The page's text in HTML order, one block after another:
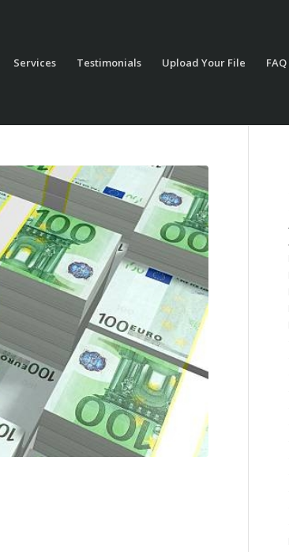
Services Testimonials Upload Your File FAQ